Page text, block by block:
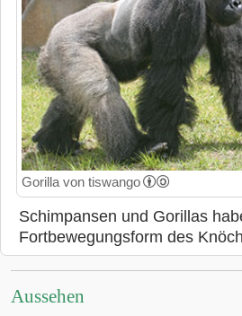
Gorilla von tiswango
Schimpansen und Gorillas
Fortbewegungsform des
Aussehen